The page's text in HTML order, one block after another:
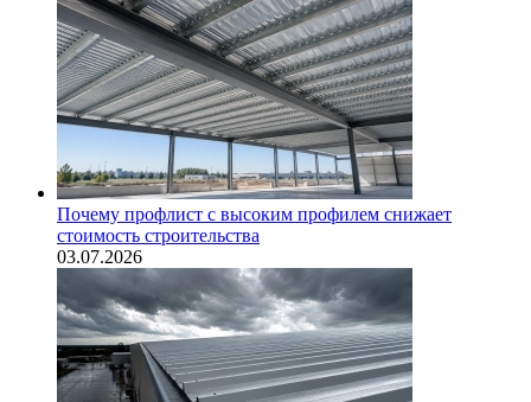
Почему профлист с высоким профилем снижает
стоимость строительства
03.07.2026